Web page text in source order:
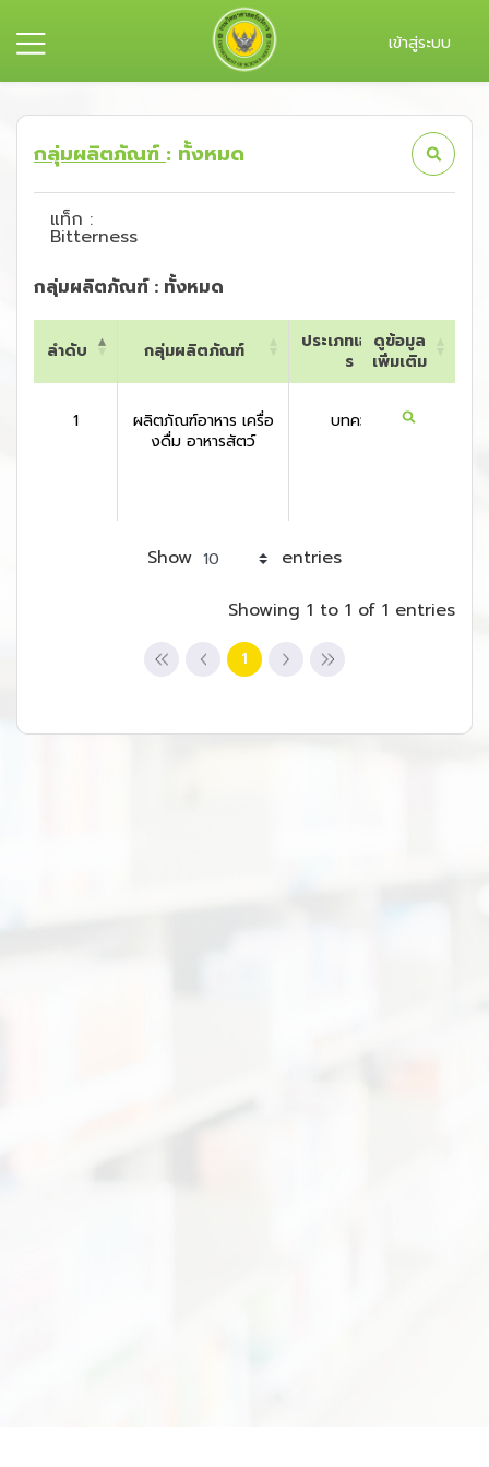
เข้าสู่ระบบ
กลุ่มผลิตภัณฑ์ : ทั้งหมด
แท็ก :
Bitterness
กลุ่มผลิตภัณฑ์ : ทั้งหมด
ลำดับ กลุ่มผลิตภัณฑ์
ประเภทเอกสา
ร
ดูข้อมูล
เพิ่มเติม
ร
เพิ่มเติม
1
ผลิตภัณฑ์อาหาร เครื่อ
งดื่ม อาหารสัตว์
บทความ
Show
entries
Showing 1 to 1 of 1 entries
1